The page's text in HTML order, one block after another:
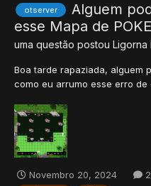
otserver
Alguem
esse Mapa de
uma questão postou Ligorna
Boa tarde rapaziada, alguem
como eu arrumo esse erro de
Novembro 20, 2024